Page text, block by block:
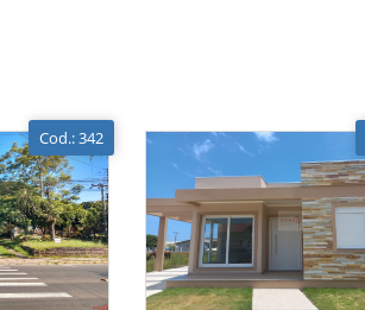
Cod.: 342